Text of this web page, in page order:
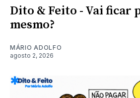
Dito & Feito - Vai ficar
mesmo?
MÁRIO ADOLFO
agosto 2, 2026